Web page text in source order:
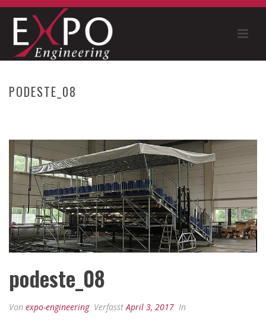
PODESTE_08
podeste_08
Von expo-engineering Verfasst April 3, 2017 In